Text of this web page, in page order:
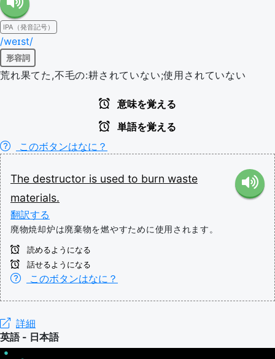
IPA（発音記号）
/weɪst/
形容詞
荒れ果てた,不毛の:耕されていない;使用されていない
意味を覚える
単語を覚える
このボタンはなに？
The destructor is used to burn waste
materials.
翻訳する
廃物焼却炉は廃棄物を燃やすために使用されます。
読めるようになる
話せるようになる
このボタンはなに？
詳細
英語 - 日本語